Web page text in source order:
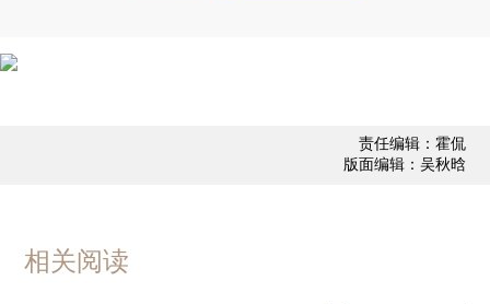
责任编辑：霍侃
版面编辑：吴秋晗
相关阅读